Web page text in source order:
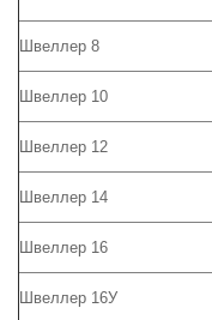
Швеллер 8
Швеллер 10
Швеллер 12
Швеллер 14
Швеллер 16
Швеллер 16У